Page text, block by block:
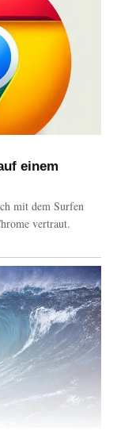
einem
mit dem Surfen
vertraut.